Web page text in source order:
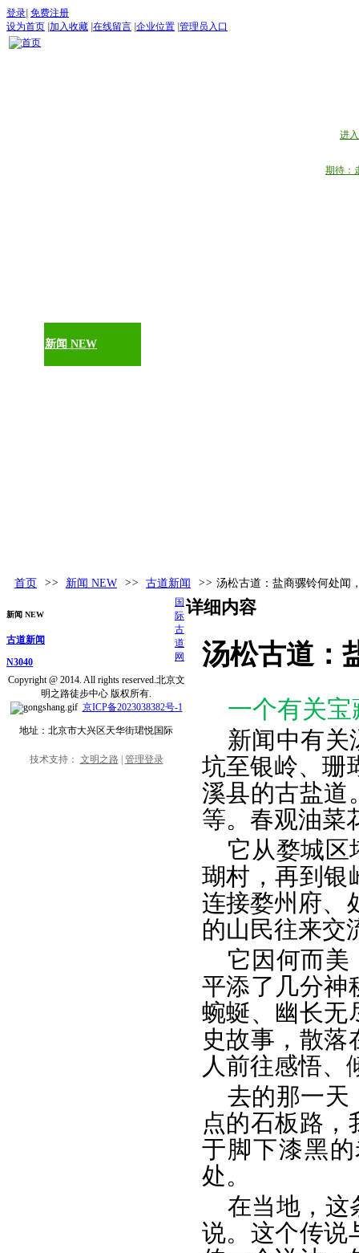
登录 免费注册
设为首页 加入收藏 在线留言 企业位置 管理员入口
新闻 NEW
进
期待：
首页 >> 新闻 NEW >> 古道新闻 >> 汤松古道：盐商骡铃何处闻
详细内容
汤松古道：
一个有关
新闻中有关
坑至银岭、珊
溪县的古盐道
等。春观油菜
它从婺城区
瑚村，再到银
连接婺州府、
的山民往来交
它因何而美
平添了几分神
蜿蜒、幽长无
史故事，散落
人前往感悟、
去的那一天
点的石板路，
于脚下漆黑
处。
在当地，这
说。这个传说
新闻 NEW
古道新闻
N3040
国
际
古
道
网
Copyright @ 2014. All rights reserved.北京文
明之路徒步中心 版权所有.
京ICP备2023038382号-1
地址：北京市大兴区天华街珺悦国际
技术支持： 文明之路| 管理登录